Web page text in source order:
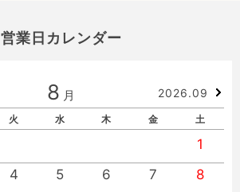
営業日カレンダー
8 月 2026.09
火 水 木 金 土
1
4 5 6 7
8